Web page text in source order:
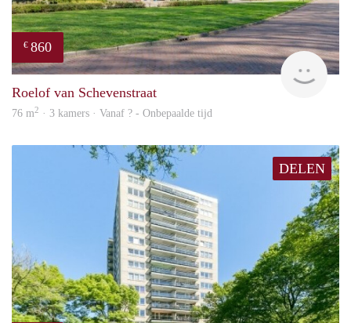
€ 860
Roelof van Schevenstraat
76 m2 · 3 kamers · Vanaf ? - Onbepaalde tijd
DELEN